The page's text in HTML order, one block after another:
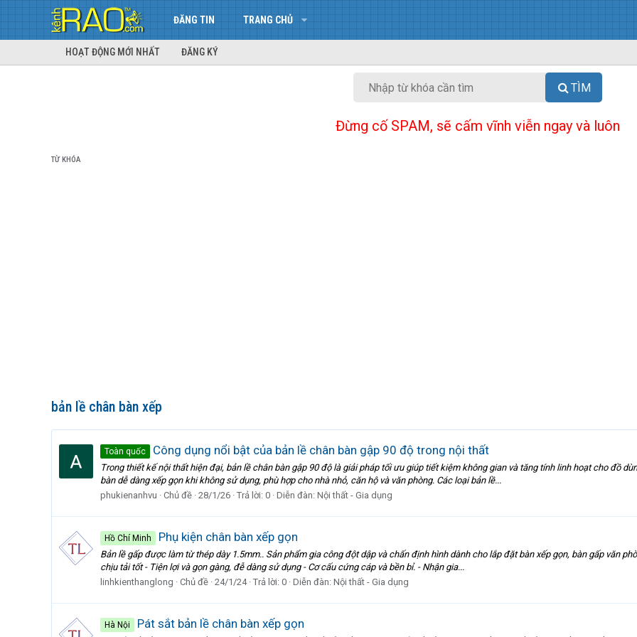
ĐĂNG TIN TRANG CHỦ
HOẠT ĐỘNG MỚI NHẤT ĐĂNG KÝ
TÌM
Đừng cố SPAM, sẽ cấm vĩnh viễn ngay và luôn
TỪ KHÓA
bản lề chân bàn xếp
Toàn quốc Công dụng nổi bật của bản lề chân bàn gập 90 độ trong nội thất
Trong thiết kế nội thất hiện đại, bản lề chân bàn gập 90 độ là giải pháp tối ưu giúp tiết kiệm không gian và tăng tính linh hoạt cho đồ
bàn dễ dàng xếp gọn khi không sử dụng, phù hợp cho nhà nhỏ, căn hộ và văn phòng. Các loại bản lề...
phukienanhvu
Chủ đề 28/1/26 Trả lời: 0 Diễn đàn: Nội thất - Gia dụng
Hồ Chí Minh Phụ kiện chân bàn xếp gọn
Bản lề gấp được làm từ thép dày 1.5mm.. Sản phẩm gia công đột dập và chấn định hình dành cho lắp đặt bàn xếp gọn, bàn gấp văn
chịu tải tốt - Tiện lợi và gọn gàng, đễ dàng sử dụng - Cơ cấu cứng cáp và bền bỉ. - Nhận gia...
linhkienthanglong
Chủ đề 24/1/24 Trả lời: 0 Diễn đàn: Nội thất - Gia dụng
Hà Nội Pát sắt bản lề chân bàn xếp gọn